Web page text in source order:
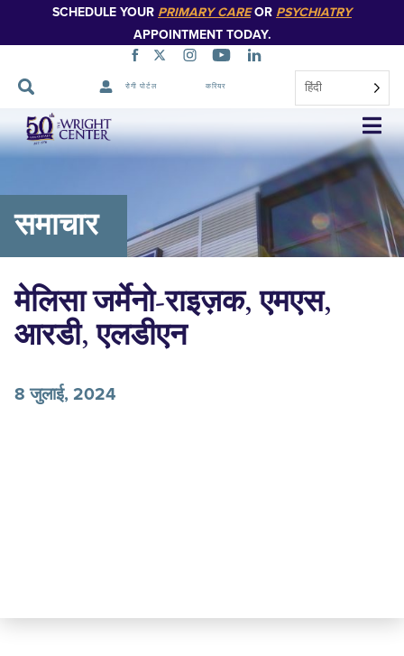
SCHEDULE YOUR PRIMARY CAREOR PSYCHIATRY
APPOINTMENT TODAY.
रोगी पोर्टल करियर हिंदी
नेविगेशन
छोड़ें
समाचार
मेलिसा जर्मेनो-राइज़क, एमएस,
आरडी, एलडीएन
8 जुलाई, 2024